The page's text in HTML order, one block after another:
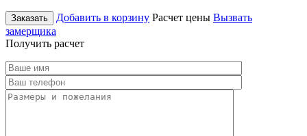
Заказать Добавить в корзину Расчет цены Вызвать
замерщика
Получить расчет